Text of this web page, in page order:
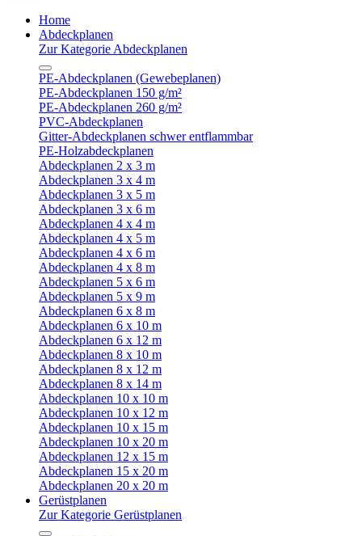
Home
Abdeckplanen
Zur Kategorie Abdeckplanen
PE-Abdeckplanen (Gewebeplanen)
PE-Abdeckplanen 150 g/m²
PE-Abdeckplanen 260 g/m²
PVC-Abdeckplanen
Gitter-Abdeckplanen schwer entflammbar
PE-Holzabdeckplanen
Abdeckplanen 2 x 3 m
Abdeckplanen 3 x 4 m
Abdeckplanen 3 x 5 m
Abdeckplanen 3 x 6 m
Abdeckplanen 4 x 4 m
Abdeckplanen 4 x 5 m
Abdeckplanen 4 x 6 m
Abdeckplanen 4 x 8 m
Abdeckplanen 5 x 6 m
Abdeckplanen 5 x 9 m
Abdeckplanen 6 x 8 m
Abdeckplanen 6 x 10 m
Abdeckplanen 6 x 12 m
Abdeckplanen 8 x 10 m
Abdeckplanen 8 x 12 m
Abdeckplanen 8 x 14 m
Abdeckplanen 10 x 10 m
Abdeckplanen 10 x 12 m
Abdeckplanen 10 x 15 m
Abdeckplanen 10 x 20 m
Abdeckplanen 12 x 15 m
Abdeckplanen 15 x 20 m
Abdeckplanen 20 x 20 m
Gerüstplanen
Zur Kategorie Gerüstplanen